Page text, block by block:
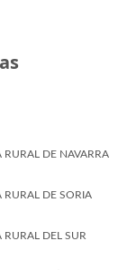
RURAL DE NAVARRA
RURAL DE SORIA
RURAL DEL SUR